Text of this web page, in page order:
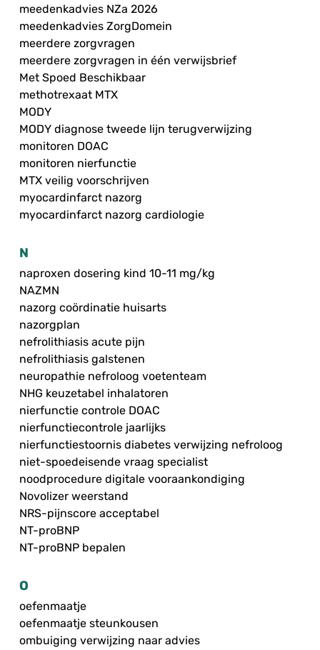
meedenkadvies NZa 2026
meedenkadvies ZorgDomein
meerdere zorgvragen
meerdere zorgvragen in één verwijsbrief
Met Spoed Beschikbaar
methotrexaat MTX
MODY
MODY diagnose tweede lijn terugverwijzing
monitoren DOAC
monitoren nierfunctie
MTX veilig voorschrijven
myocardinfarct nazorg
myocardinfarct nazorg cardiologie
N
naproxen dosering kind 10-11 mg/kg
NAZMN
nazorg coördinatie huisarts
nazorgplan
nefrolithiasis acute pijn
nefrolithiasis galstenen
neuropathie nefroloog voetenteam
NHG keuzetabel inhalatoren
nierfunctie controle DOAC
nierfunctiecontrole jaarlijks
nierfunctiestoornis diabetes verwijzing nefroloog
niet-spoedeisende vraag specialist
noodprocedure digitale vooraankondiging
Novolizer weerstand
NRS-pijnscore acceptabel
NT-proBNP
NT-proBNP bepalen
O
oefenmaatje
oefenmaatje steunkousen
ombuiging verwijzing naar advies